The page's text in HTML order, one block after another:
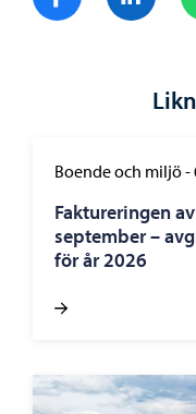
Boende och miljö-
Faktureringen
september –
för år 2026